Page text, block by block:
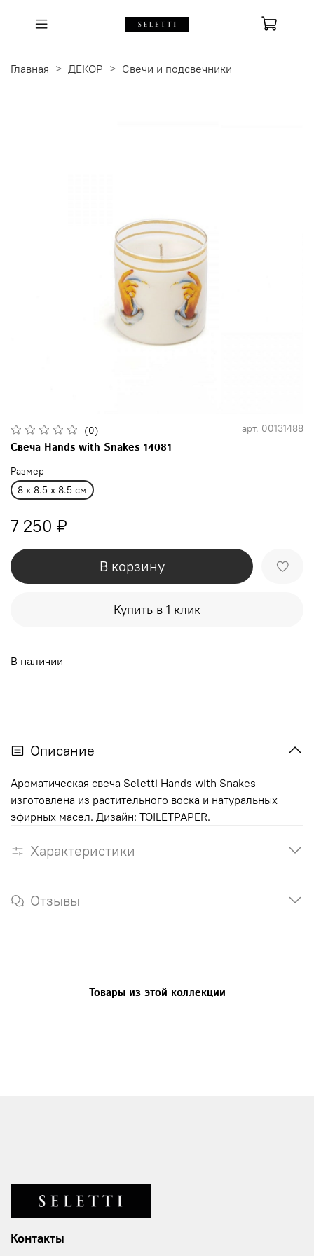
Главная ДЕКОР Свечи и подсвечники
(0) арт. 00131488
Свеча Hands with Snakes 14081
Размер
8 x 8.5 x 8.5 см
7 250 ₽
В корзину
Купить в 1 клик
В наличии
Описание
Ароматическая свеча Seletti Hands with Snakes
изготовлена из растительного воска и натуральных
эфирных масел. Дизайн: TOILETPAPER.
Характеристики
Отзывы
Товары из этой коллекции
Контакты